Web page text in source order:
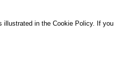
in the Cookie Policy. If